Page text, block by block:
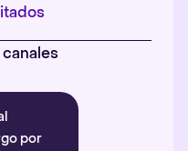
por